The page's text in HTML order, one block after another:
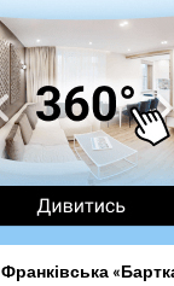
Франківська